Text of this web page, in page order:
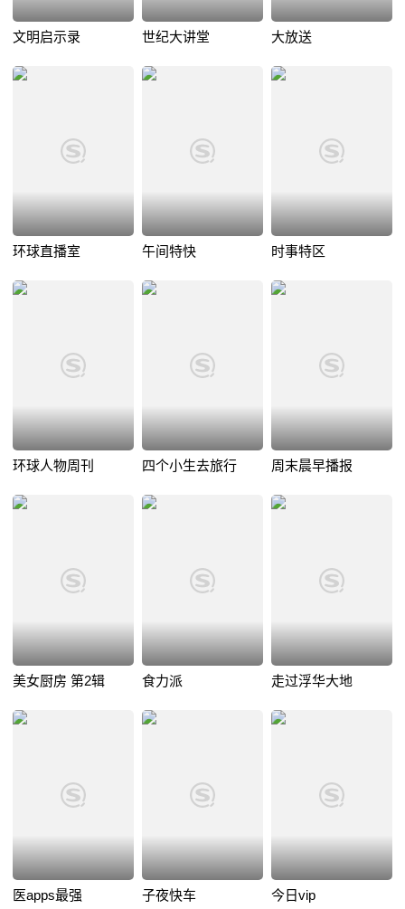
文明启示录 世纪大讲堂 大放送
环球直播室 午间特快 时事特区
环球人物周刊 四个小生去旅行 周末晨早播报
美女厨房 第2辑 食力派 走过浮华大地
医apps最强 子夜快车 今日vip